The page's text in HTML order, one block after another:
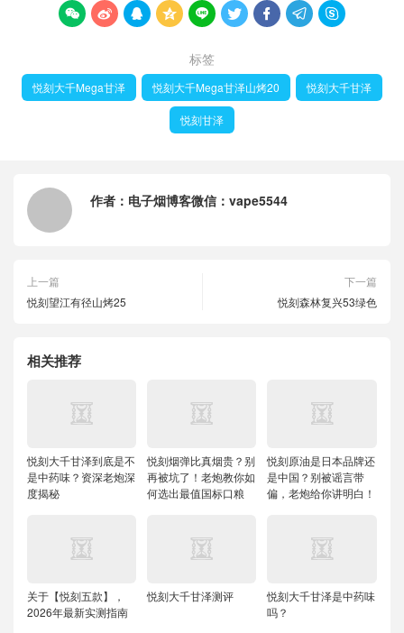
        
标签
悦刻大千Mega甘泽 悦刻大千Mega甘泽山烤20 悦刻大千甘泽
悦刻甘泽
作者： 电子烟博客微信：vape5544
上一篇
悦刻望江有径山烤25
下一篇
悦刻森林复兴53绿色
相关推荐
悦刻大千甘泽到底是不
是中药味？资深老炮深
度揭秘
悦刻烟弹比真烟贵？别
再被坑了！老炮教你如
何选出最值国标口粮
悦刻原油是日本品牌还
是中国？别被谣言带
偏，老炮给你讲明白！
关于【悦刻五款】，
2026年最新实测指南
悦刻大千甘泽测评
悦刻大千甘泽是中药味
吗？